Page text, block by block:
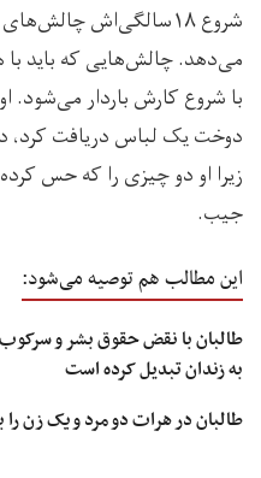
شروع ۱۸سالگی‌اش
می‌دهد. چالش‌هایی که باید با
دوخت یک لباس دریافت کرد،
زیرا او دو چیزی را که حس
جیب‌.
این مطالب هم توصیه می‌شود:
طالبان با نقض حقوق بشر و سرکوب
به زندان تبدیل کرده است
طالبان در هرات دو مرد و یک زن را